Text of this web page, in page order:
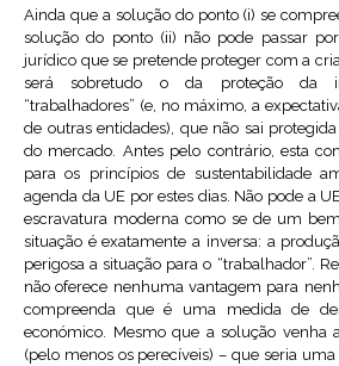
Ainda que a solução do ponto (i) se
solução do ponto (ii) não pode passar
jurídico que se pretende proteger com a
será sobretudo o da proteção da
“trabalhadores” (e, no máximo, a
de outras entidades), que não sai
do mercado. Antes pelo contrário, esta
para os princípios de sustentabilidade
agenda da UE por estes dias. Não pode a
escravatura moderna como se de um
situação é exatamente a inversa: a
perigosa a situação para o “trabalhador”.
não oferece nenhuma vantagem para
compreenda que é uma medida de
económico. Mesmo que a solução venha
(pelo menos os perecíveis) – que seria